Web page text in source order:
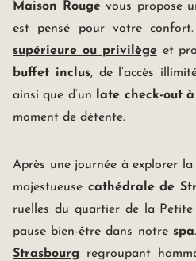
OFFRES
BONS
SÉMINAIRE &
TOURISME
TOURISME À
GALERIE
ACCÈS ET
Maison Rouge vous propose
est pensé pour votre confort.
supérieure ou privilègeet
buffet inclus, de l’accès
ainsi que d’un
late check-out à
moment de détente.
Après une journée à explorer
majestueuse cathédrale de
ruelles du quartier de la
pause bien-être dans notre spa.
Strasbourg regroupant